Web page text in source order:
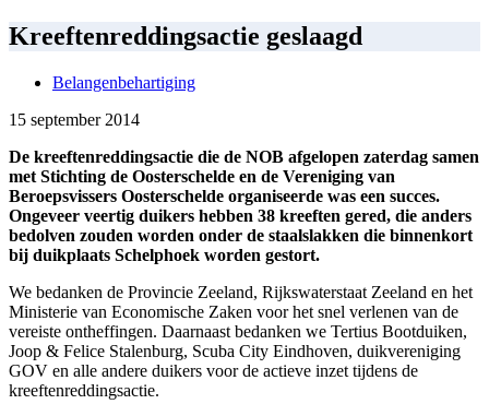
Kreeftenreddingsactie geslaagd
Belangenbehartiging
15 september 2014
De kreeftenreddingsactie die de NOB afgelopen zaterdag samen
met Stichting de Oosterschelde en de Vereniging van
Beroepsvissers Oosterschelde organiseerde was een succes.
Ongeveer veertig duikers hebben 38 kreeften gered, die anders
bedolven zouden worden onder de staalslakken die binnenkort
bij duikplaats Schelphoek worden gestort.
We bedanken de Provincie Zeeland, Rijkswaterstaat Zeeland en het
Ministerie van Economische Zaken voor het snel verlenen van de
vereiste ontheffingen. Daarnaast bedanken we Tertius Bootduiken,
Joop & Felice Stalenburg, Scuba City Eindhoven, duikvereniging
GOV en alle andere duikers voor de actieve inzet tijdens de
kreeftenreddingsactie.